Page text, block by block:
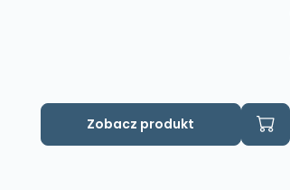
Zobacz produkt